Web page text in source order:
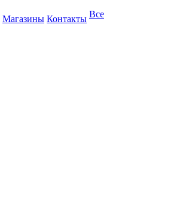
Магазины Контакты Все